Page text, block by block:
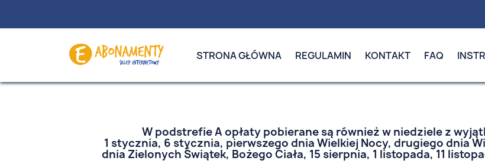
STRONA GŁÓWNA REGULAMIN KONTAKT FAQ
W podstrefie A opłaty pobierane są również w niedziele z
1 stycznia, 6 stycznia, pierwszego dnia Wielkiej Nocy, drugiego dnia
dnia Zielonych Świątek, Bożego Ciała, 15 sierpnia, 1 listopada, 11